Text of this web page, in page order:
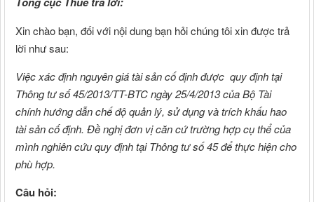
Xin chào bạn, đối với nội dung bạn hỏi chúng tôi xin được trả
lời như sau:
Việc xác định nguyên giá tài sản cố định được quy định tại
Thông tư số 45/2013/TT-BTC ngày 25/4/2013 của Bộ Tài
chính hướng dẫn chế độ quản lý, sử dụng và trích khấu hao
tài sản cố định. Đề nghị đơn vị căn cứ trường hợp cụ thể của
mình nghiên cứu quy định tại Thông tư số 45 để thực hiện cho
phù hợp.
Câu hỏi: